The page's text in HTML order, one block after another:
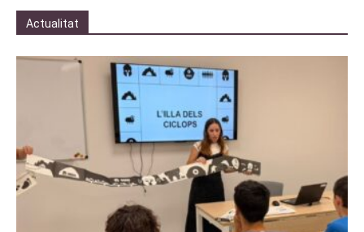
Actualitat